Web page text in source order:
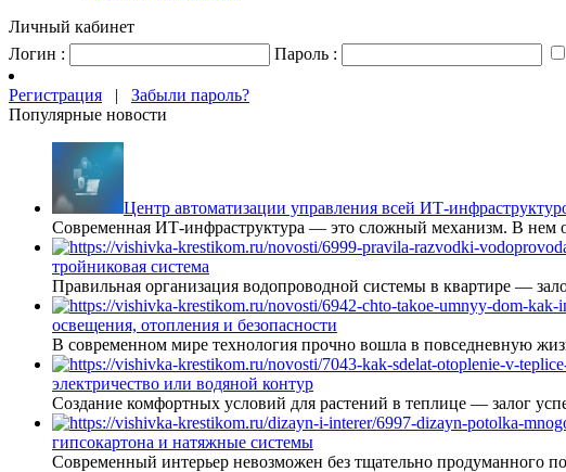
Личный кабинет
Логин :
Пароль :
Регистрация | Забыли пароль?
Популярные новости
Центр автоматизации управления всей ИТ-
Современная ИТ-инфраструктура — это сложный механизм. В нем
тройниковая система
Правильная организация водопроводной системы в квартире —
освещения, отопления и безопасности
В современном мире технология прочно вошла в повседневную
электричество или водяной контур
Создание комфортных условий для растений в теплице — залог
гипсокартона и натяжные системы
Современный интерьер невозможен без тщательно продуманного